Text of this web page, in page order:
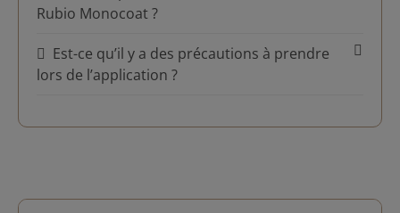
Rubio Monocoat ?
Est-ce qu’il y a des précautions à prendre
lors de l’application ?